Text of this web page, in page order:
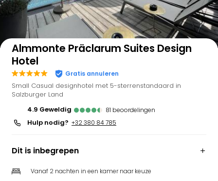
Bekijk op kaart
Almmonte Präclarum Suites Design
Hotel
Gratis annuleren
Small Casual designhotel met 5-sterrenstandaard in
Salzburger Land
4.9
geweldig 81 beoordelingen
Hulp nodig? +32 380 84 785
Dit is inbegrepen
Vanaf 2 nachten in een kamer naar keuze